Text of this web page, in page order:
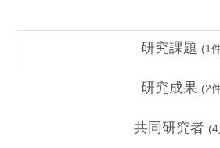
研究課題 (1
研究成果 (2
共同研究者 (4